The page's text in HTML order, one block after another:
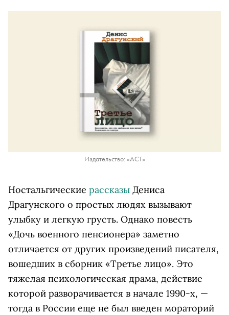
Издательство: «АСТ»
Ностальгические рассказы Дениса
Драгунского о простых людях вызывают
улыбку и легкую грусть. Однако повесть
«Дочь военного пенсионера» заметно
отличается от других произведений писателя,
вошедших в сборник «Третье лицо». Это
тяжелая психологическая драма, действие
которой разворачивается в начале 1990-х, —
тогда в России еще не был введен мораторий